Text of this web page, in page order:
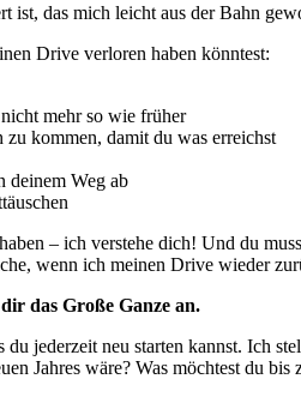
ist, das mich leicht aus der Bahn
Drive verloren haben könntest:
mehr so wie früher
kommen, damit du was erreichst
deinem Weg ab
– ich verstehe dich! Und du
wenn ich meinen Drive wieder
das Große Ganze an.
jederzeit neu starten kannst. Ich
Jahres wäre? Was möchtest du